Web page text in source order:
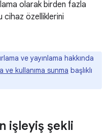
olarak birden fazla
cihaz özelliklerini
ve yayınlama hakkında
ve kullanıma sunma başlıklı
işleyiş şekli